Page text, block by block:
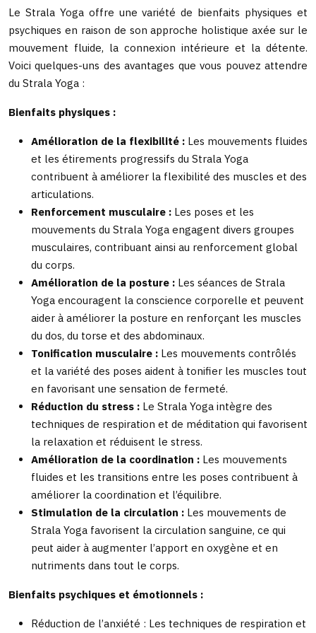
Le Strala Yoga offre une variété de bienfaits physiques et
psychiques en raison de son approche holistique axée sur le
mouvement fluide, la connexion intérieure et la détente.
Voici quelques-uns des avantages que vous pouvez attendre
du Strala Yoga :
Bienfaits physiques :
Amélioration de la flexibilité : Les mouvements fluides
et les étirements progressifs du Strala Yoga
contribuent à améliorer la flexibilité des muscles et des
articulations.
Renforcement musculaire : Les poses et les
mouvements du Strala Yoga engagent divers groupes
musculaires, contribuant ainsi au renforcement global
du corps.
Amélioration de la posture : Les séances de Strala
Yoga encouragent la conscience corporelle et peuvent
aider à améliorer la posture en renforçant les muscles
du dos, du torse et des abdominaux.
Tonification musculaire : Les mouvements contrôlés
et la variété des poses aident à tonifier les muscles tout
en favorisant une sensation de fermeté.
Réduction du stress : Le Strala Yoga intègre des
techniques de respiration et de méditation qui favorisent
la relaxation et réduisent le stress.
Amélioration de la coordination : Les mouvements
fluides et les transitions entre les poses contribuent à
améliorer la coordination et l’équilibre.
Stimulation de la circulation : Les mouvements de
Strala Yoga favorisent la circulation sanguine, ce qui
peut aider à augmenter l’apport en oxygène et en
nutriments dans tout le corps.
Bienfaits psychiques et émotionnels :
Réduction de l’anxiété : Les techniques de respiration et